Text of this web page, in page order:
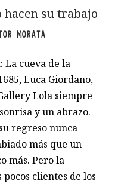
su trabajo
MORATA
La cueva de la
Luca Giordano,
Lola siempre
y un abrazo.
regreso nunca
más que un
más. Pero la
clientes de los